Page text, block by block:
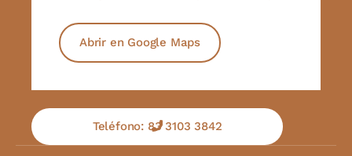
Abrir en Google Maps
Teléfono: 83 3103 3842